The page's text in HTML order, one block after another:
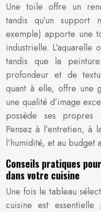
Une toile offre un
tandis qu’un support
exemple) apporte une
industrielle.
tandis que la
profondeur et de
quant à elle, offre une
une qualité d’image
possède ses propres
Pensez à l’entretien, à
l’humidité, et au budget
Conseils pratiques
dans votre cuisine
Une fois le tableau
cuisine est